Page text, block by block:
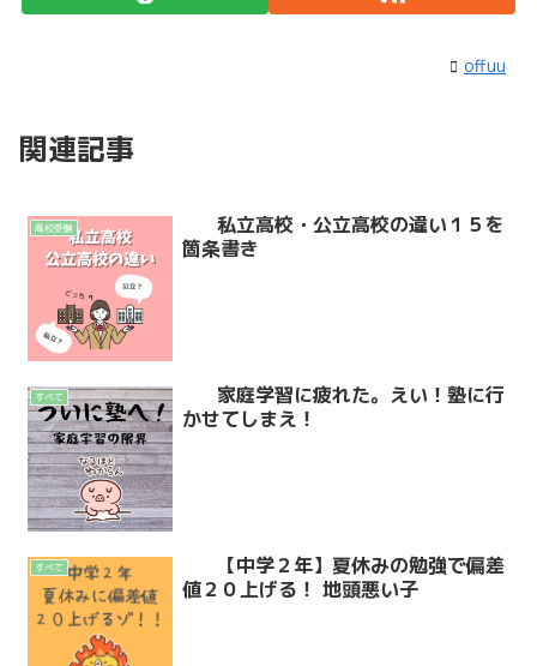
offuu
関連記事
高校受験
箇条書き
すべて
かせてしまえ！
すべて
値２０上げる！ 地頭悪い子